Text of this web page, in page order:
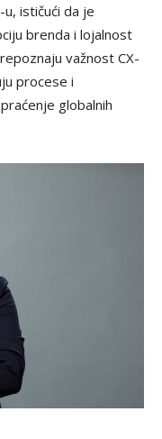
ističući da je
brenda i lojalnost
važnost CX-
procese i
globalnih